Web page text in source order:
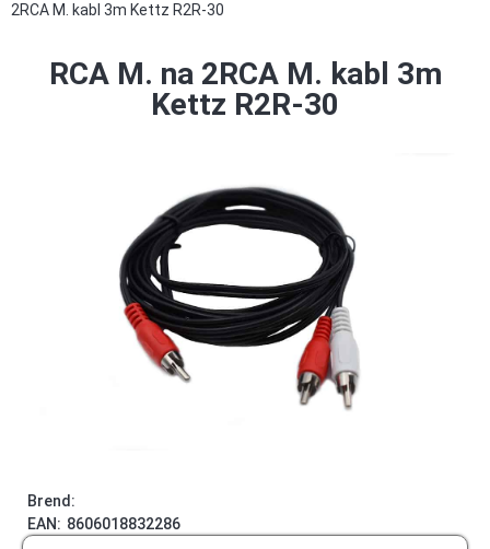
2RCA M. kabl 3m Kettz R2R-30
RCA M. na 2RCA M. kabl 3m
Kettz R2R-30
Brend:
EAN: 8606018832286